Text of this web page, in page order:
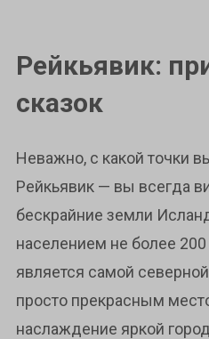
Рейкьявик:
сказок
Неважно, с какой точки
Рейкьявик — вы всегда
бескрайние земли
населением не более
является самой
просто прекрасным
наслаждение яркой